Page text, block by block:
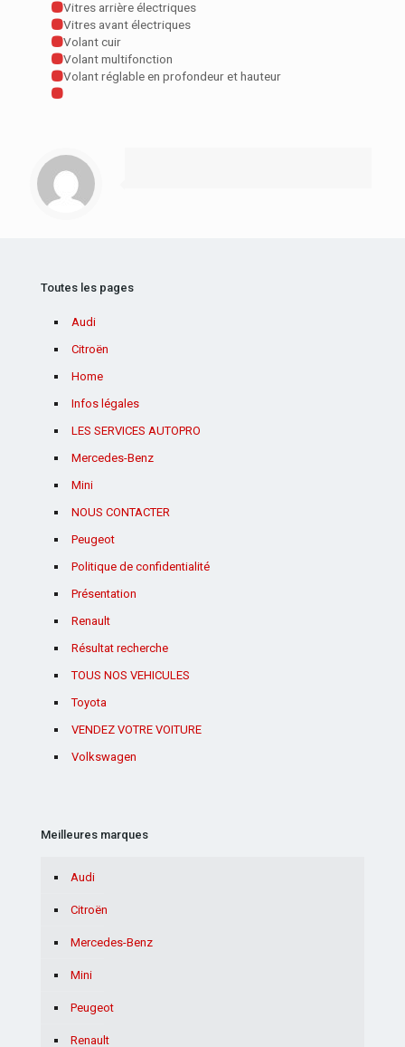
Vitres arrière électriques
Vitres avant électriques
Volant cuir
Volant multifonction
Volant réglable en profondeur et hauteur
Toutes les pages
Audi
Citroën
Home
Infos légales
LES SERVICES AUTOPRO
Mercedes-Benz
Mini
NOUS CONTACTER
Peugeot
Politique de confidentialité
Présentation
Renault
Résultat recherche
TOUS NOS VEHICULES
Toyota
VENDEZ VOTRE VOITURE
Volkswagen
Meilleures marques
Audi
Citroën
Mercedes-Benz
Mini
Peugeot
Renault